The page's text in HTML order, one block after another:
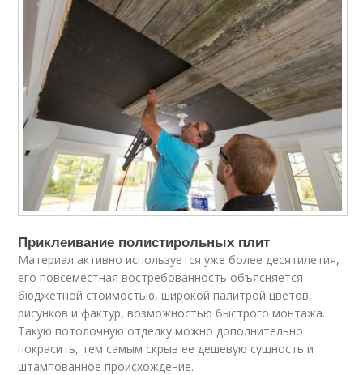
Приклеивание полистирольных плит
Материал активно используется уже более десятилетия,
его повсеместная востребованность объясняется
бюджетной стоимостью, широкой палитрой цветов,
рисунков и фактур, возможностью быстрого монтажа.
Такую потолочную отделку можно дополнительно
покрасить, тем самым скрыв ее дешевую сущность и
штампованное происхождение.